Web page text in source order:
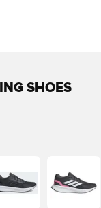
SHOES